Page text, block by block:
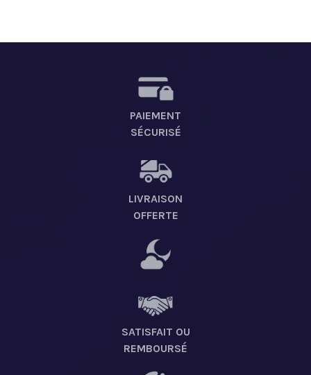
PAIEMENT
SÉCURISÉ
LIVRAISON
OFFERTE
SATISFAIT OU
REMBOURSÉ